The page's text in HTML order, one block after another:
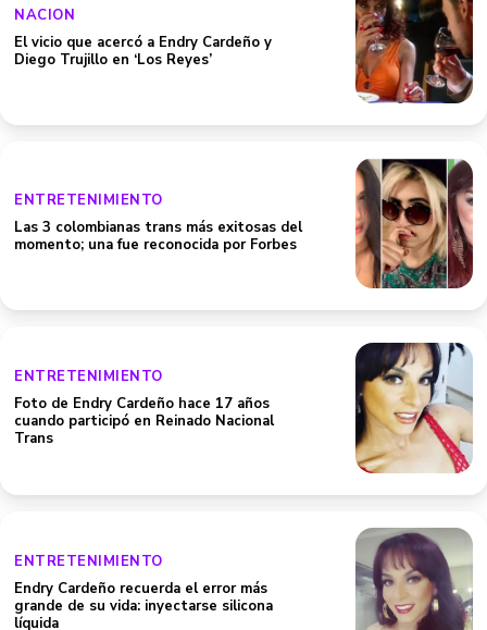
NACION
El vicio que acercó a Endry Cardeño y
Diego Trujillo en ‘Los Reyes’
ENTRETENIMIENTO
Las 3 colombianas trans más exitosas del
momento; una fue reconocida por Forbes
ENTRETENIMIENTO
Foto de Endry Cardeño hace 17 años
cuando participó en Reinado Nacional
Trans
ENTRETENIMIENTO
Endry Cardeño recuerda el error más
grande de su vida: inyectarse silicona
líquida